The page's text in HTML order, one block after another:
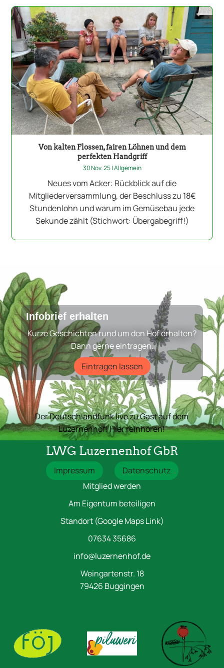
Von kalten Flossen, fairen Löhnen und dem
perfekten Handgriff
30 Nov. 25|Allgemein
Neues vom Acker: Rückblick auf die
Mitgliederversammlung, der Beschluss zu 18€
Stundenlohn und warum im Gemüsebau jede
Sekunde zählt (Stichwort: Übergabegriff!)
Infobrief erhalten
Kurze Geschichten rund um den Hof erhalten?
Dann gerne eintragen.
Eintragen lassen
Der Deutschlandfunk live zu Gast auf dem
Luzernenhof! Hier reinhören!
LWG Luzernenhof GbR
Impressum
Datenschutz
Mitglied werden
Am Eigentum beteiligen
Standort (Google Maps Link)
07634 35686
info@luzernenhof.de
Weingartenstr. 18
79426 Buggingen